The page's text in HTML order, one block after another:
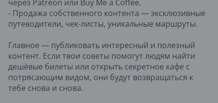
через Patreon или Buy Me a Coffee.
- Продажа собственного контента — эксклюзивные
путеводители, чек-листы, уникальные маршруты.
Главное — публиковать интересный и полезный
контент. Если твои советы помогут людям найти
дешёвые билеты или открыть секретное кафе с
потрясающим видом, они будут возвращаться к
тебе снова и снова.